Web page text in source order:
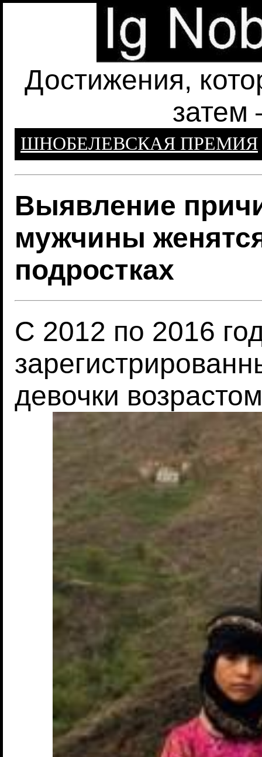
Достижения,
затем
ШНОБЕЛЕВСКАЯ ПРЕМИЯ
Выявление
мужчины
подростках
С 2012 по 2016
девочки